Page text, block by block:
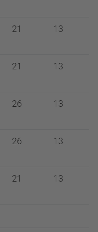
21 13
21 13
26 13
26 13
21 13